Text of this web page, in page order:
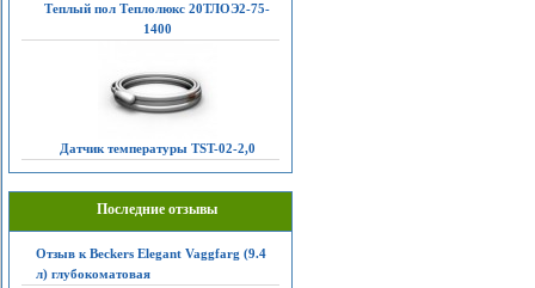
Теплый пол Теплолюкс 20ТЛОЭ2-75-
1400
Датчик температуры TST-02-2,0
Последние отзывы
Отзыв к Beckers Elegant Vaggfarg (9.4
л) глубокоматовая